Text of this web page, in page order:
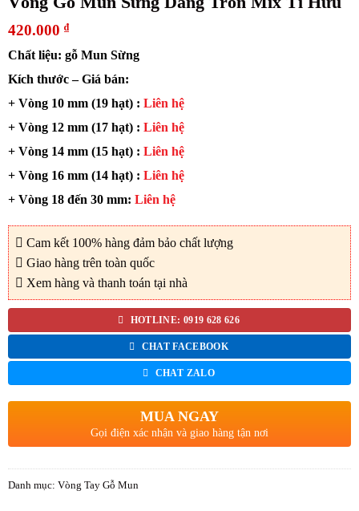
420.000 ₫
Chất liệu: gỗ Mun Sừng
Kích thước – Giá bán:
+ Vòng 10 mm (19 hạt) : Liên hệ
+ Vòng 12 mm (17 hạt) : Liên hệ
+ Vòng 14 mm (15 hạt) : Liên hệ
+ Vòng 16 mm (14 hạt) : Liên hệ
+ Vòng 18 đến 30 mm: Liên hệ
Cam kết 100% hàng đảm bảo chất lượng
Giao hàng trên toàn quốc
Xem hàng và thanh toán tại nhà
HOTLINE: 0919 628 626
CHAT FACEBOOK
CHAT ZALO
MUA NGAY
Gọi điện xác nhận và giao hàng tận nơi
Danh mục: Vòng Tay Gỗ Mun